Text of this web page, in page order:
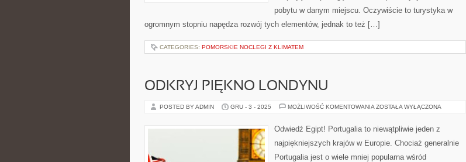
pobytu w danym miejscu. Oczywiście to turystyka w
ogromnym stopniu napędza rozwój tych elementów, jednak to też […]
CATEGORIES: POMORSKIE NOCLEGI Z KLIMATEM
ODKRYJ PIĘKNO LONDYNU
POSTED BY ADMIN GRU - 3 - 2025 MOŻLIWOŚĆ KOMENTOWANIA ODKRYJ
ZOSTAŁA WYŁĄCZONA
Odwiedź Egipt! Portugalia to niewątpliwie jeden z
najpiękniejszych krajów w Europie. Chociaż generalnie
Portugalia jest o wiele mniej popularna wśród